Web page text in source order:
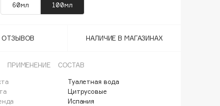
60мл 100мл
ОТЗЫВОВ НАЛИЧИЕ В МАГАЗИНАХ
ПРИМЕНЕНИЕ СОСТАВ
Туалетная вода
Цитрусовые
Испания